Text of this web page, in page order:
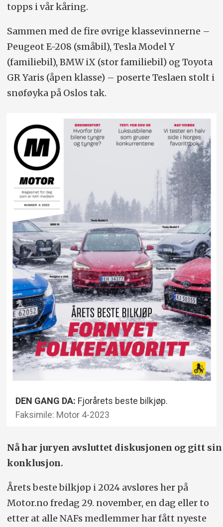
topps i vår kåring.
Sammen med de fire øvrige klassevinnerne –
Peugeot E-208 (småbil), Tesla Model Y
(familiebil), BMW iX (stor familiebil) og Toyota
GR Yaris (åpen klasse) – poserte Teslaen stolt i
snøføyka på Oslos tak.
DEN GANG DA: Fjorårets beste bilkjøp.
Faksimile: Motor 4-2023
Nå har juryen avsluttet diskusjonen og gitt sin
konklusjon.
Årets beste bilkjøp i 2024 avsløres her på
Motor.no fredag 29. november, en dag eller to
etter at alle NAFs medlemmer har fått nyeste